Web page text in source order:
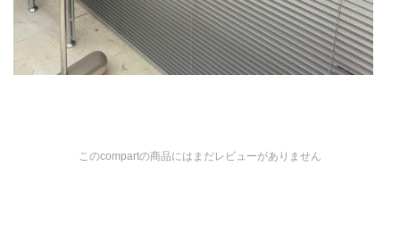
このcompartの商品にはまだレビューがありません